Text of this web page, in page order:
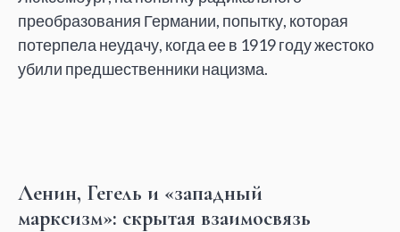
преобразования Германии, попытку, которая
потерпела неудачу, когда ее в 1919 году жестоко
убили предшественники нацизма.
Ленин, Гегель и «западный
марксизм»: скрытая взаимосвязь